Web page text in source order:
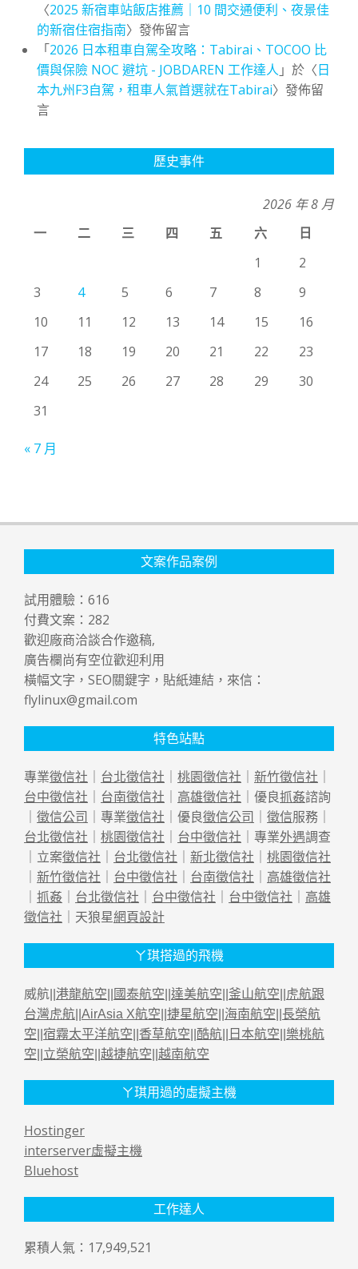
〈2025 新宿車站飯店推薦｜10 間交通便利、夜景佳
的新宿住宿指南〉發佈留言
「2026 日本租車自駕全攻略：Tabirai、TOCOO 比
價與保險 NOC 避坑 - JOBDAREN 工作達人 」於〈日
本九州F3自駕，租車人氣首選就在Tabirai〉發佈留
言
歷史事件
2026 年 8 月
一
二 三 四 五 六
日
1
2
3
4 5 6 7 8
9
10
11 12 13 14 15
16
17
18 19 20 21 22
23
24
25 26 27 28 29
30
31
« 7 月
文案作品案例
試用體驗： 616
付費文案： 282
歡迎廠商洽談合作邀稿,
廣告欄尚有空位歡迎利用
橫幅文字，SEO關鍵字，貼紙連結，來信：
flylinux@gmail.com
特色站點
專業徵信社 台北徵信社 桃園徵信社 新竹徵信社
台中徵信社
台南徵信社 高雄徵信社 ｜優良抓姦諮詢
徵信公司 ｜專業徵信社 ｜優良徵信公司 徵信服務｜
台北徵信社
桃園徵信社 台中徵信社 ｜專業外遇調查
｜立案徵信社 台北徵信社 新北徵信社
桃園徵信社
新竹徵信社 台中徵信社 台南徵信社
高雄徵信社
抓姦 台北徵信社 台中徵信社 台中徵信社
高雄
徵信社 ｜天狼星網頁設計
ㄚ琪搭過的飛機
威航|| 港龍航空 國泰航空 達美航空 釜山航空
虎航跟
台灣虎航 AirAsia X航空 捷星航空 海南航空 長榮航
空 宿霧太平洋航空 香草航空 酷航 日本航空 樂桃航
空 立榮航空 越捷航空 越南航空
ㄚ琪用過的虛擬主機
Hostinger
interserver虛擬主機
Bluehost
工作達人
累積人氣：17,949,521